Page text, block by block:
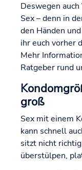
Deswegen
Sex – denn in
den Händen
ihr euch vorher
Mehr
Ratgeber rund
groß
Sex mit einem
kann schnell
sitzt nicht
überstülpen,